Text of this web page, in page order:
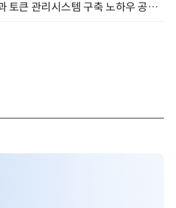
"AI 핀옵스 시스템과 토큰 관리시스템 구축 노하우 공개" 잠실 한국광고문화회관 2층 대회의실 (8/21)